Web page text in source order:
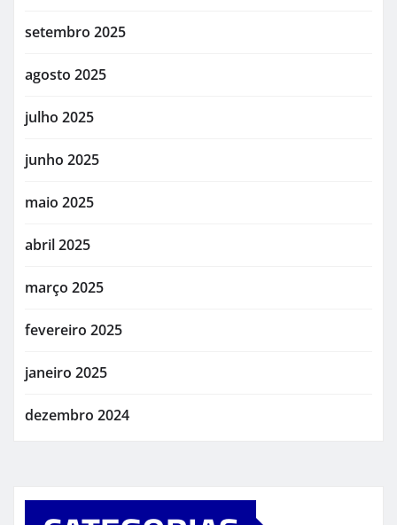
setembro 2025
agosto 2025
julho 2025
junho 2025
maio 2025
abril 2025
março 2025
fevereiro 2025
janeiro 2025
dezembro 2024